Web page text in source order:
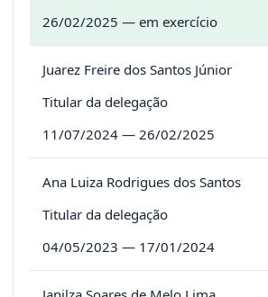
26/02/2025 — em exercício
Juarez Freire dos Santos Júnior
Titular da delegação
11/07/2024 — 26/02/2025
Ana Luiza Rodrigues dos Santos
Titular da delegação
04/05/2023 — 17/01/2024